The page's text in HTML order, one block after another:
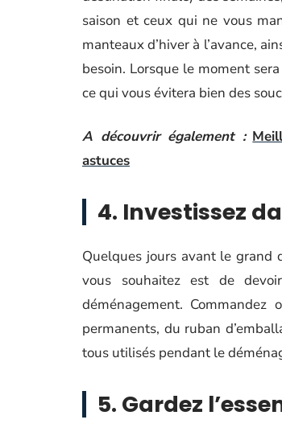
saison et ceux qui ne vous
manteaux d’hiver à l’avance,
besoin. Lorsque le moment
ce qui vous évitera bien des
A découvrir également :
astuces
4. Investissez
Quelques jours avant le grand
vous souhaitez est de
déménagement.
permanents, du ruban
tous utilisés pendant le
5. Gardez